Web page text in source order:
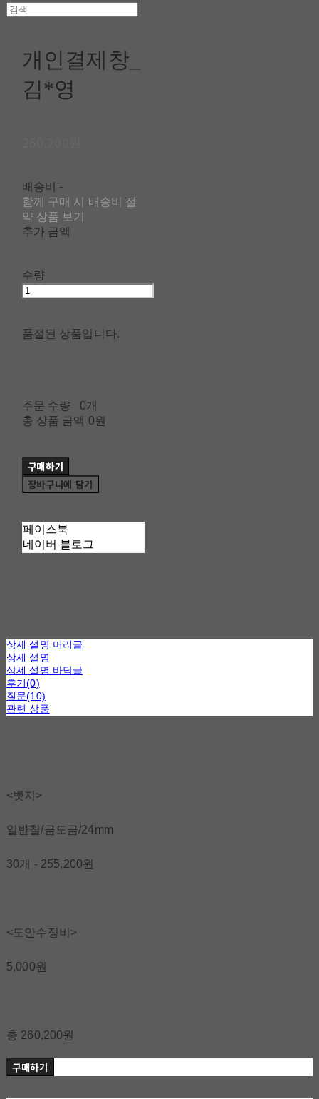
개인결제창_
김*영
배송비 -
함께 구매 시 배송비 절
약 상품 보기
추가 금액
수량
품절된 상품입니다.
주문 수량
0개
총 상품 금액 0원
구매하기
장바구니에 담기
페이스북
네이버 블로그
상세 설명 머리글
상세 설명
상세 설명 바닥글
후기(0)
질문(10)
관련 상품
<뱃지>
일반칠/금도금/24mm
30개 - 255,200원
<도안수정비>
5,000원
총 260,200원
구매하기